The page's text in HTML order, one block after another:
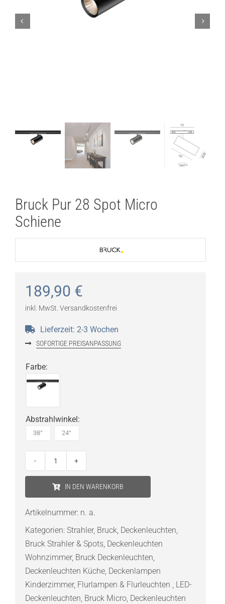
Lichtplanung
Bruck Pur 28 Spot Micro
Schiene
189,90 €
inkl. MwSt. Versandkostenfrei
Lieferzeit: 2-3 Wochen
SOFORTIGE PREISANPASSUNG
Farbe:
Abstrahlwinkel:
38° 24°
Schiene
Menge
IN DEN WARENKORB
Artikelnummer: n. a.
Kategorien: Strahler, Bruck, Deckenleuchten,
Bruck Strahler & Spots, Deckenleuchten
Wohnzimmer, Bruck Deckenleuchten,
Deckenleuchten Küche, Deckenlampen
Kinderzimmer, Flurlampen & Flurleuchten , LED-
Deckenleuchten, Bruck Micro, Deckenleuchten